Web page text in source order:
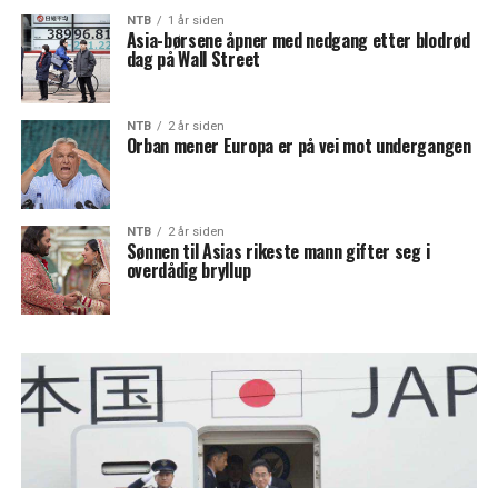
NTB 1 år siden
Asia-børsene åpner med nedgang etter blodrød
dag på Wall Street
NTB 2 år siden
Orban mener Europa er på vei mot undergangen
NTB 2 år siden
Sønnen til Asias rikeste mann gifter seg i
overdådig bryllup